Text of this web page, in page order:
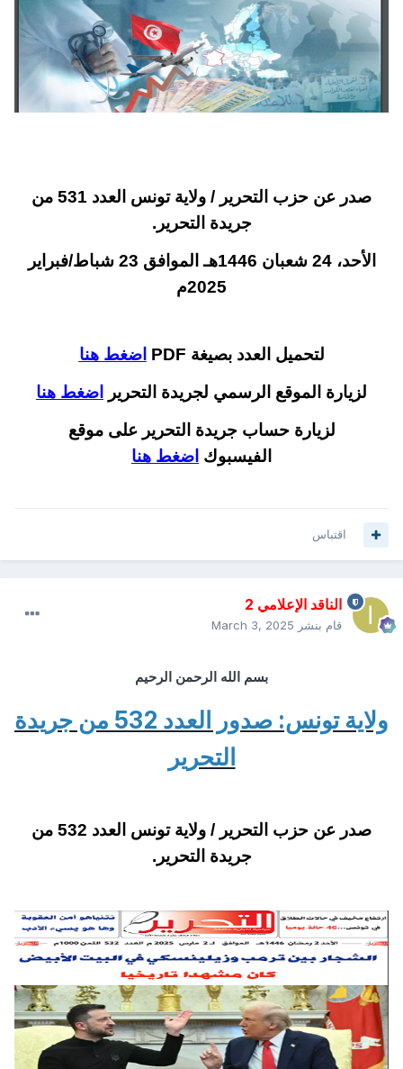
صدر عن حزب التحرير / ولاية تونس العدد 531 من
جريدة التحرير.
الأحد، 24 شعبان 1446هـ الموافق 23 شباط/فبراير
2025م
لتحميل العدد بصيغة PDF
اضغط هنا
لزيارة الموقع الرسمي لجريدة التحرير
اضغط هنا
لزيارة حساب جريدة التحرير على موقع
الفيسبوك اضغط هنا
اقتباس
الناقد الإعلامي 2
قام بنشر March 3, 2025
بسم الله الرحمن الرحيم
ولاية تونس: صدور العدد 532 من جريدة
التحرير
صدر عن حزب التحرير / ولاية تونس العدد 532 من
جريدة التحرير.